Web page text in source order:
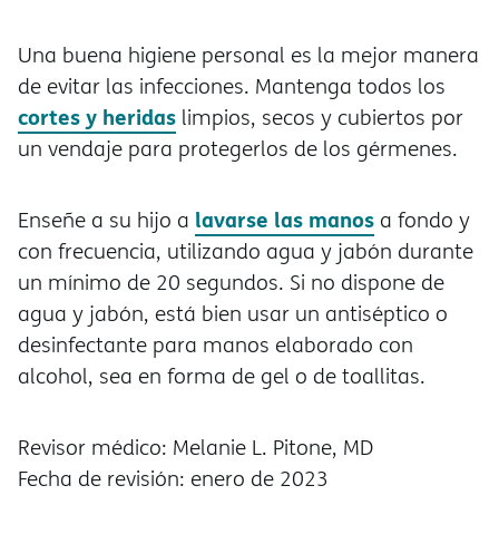
Una buena higiene personal es la mejor manera
de evitar las infecciones. Mantenga todos los
cortes y heridas limpios, secos y cubiertos por
un vendaje para protegerlos de los gérmenes.
Enseñe a su hijo a lavarse las manos a fondo y
con frecuencia, utilizando agua y jabón durante
un mínimo de 20 segundos. Si no dispone de
agua y jabón, está bien usar un antiséptico o
desinfectante para manos elaborado con
alcohol, sea en forma de gel o de toallitas.
Revisor médico: Melanie L. Pitone, MD
Fecha de revisión: enero de 2023